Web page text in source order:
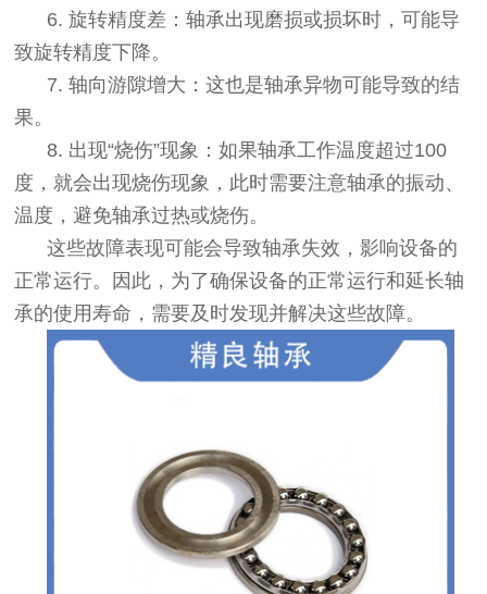
6. 旋转精度差：轴承出现磨损或损坏时，可能导
致旋转精度下降。
7. 轴向游隙增大：这也是轴承异物可能导致的结
果。
8. 出现“烧伤”现象：如果轴承工作温度超过100
度，就会出现烧伤现象，此时需要注意轴承的振动、
温度，避免轴承过热或烧伤。
这些故障表现可能会导致轴承失效，影响设备的
正常运行。因此，为了确保设备的正常运行和延长轴
承的使用寿命，需要及时发现并解决这些故障。